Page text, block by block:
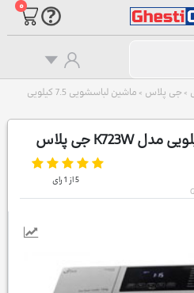
۰
> جی پلاس >
ماشین لباسشویی 7.5 کیلویی
5از 1رای